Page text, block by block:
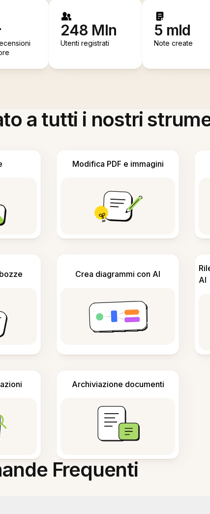
248 Mln
Utenti registrati
5 mld
Note create
a tutti i nostri
Modifica PDF e immagini
Crea diagrammi con AI
AI
Archiviazione documenti
Frequenti